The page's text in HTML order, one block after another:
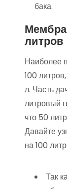
бака.
литров
Наиболее
100
л. Часть
литровый
что 50
Давайте
на 100
Так